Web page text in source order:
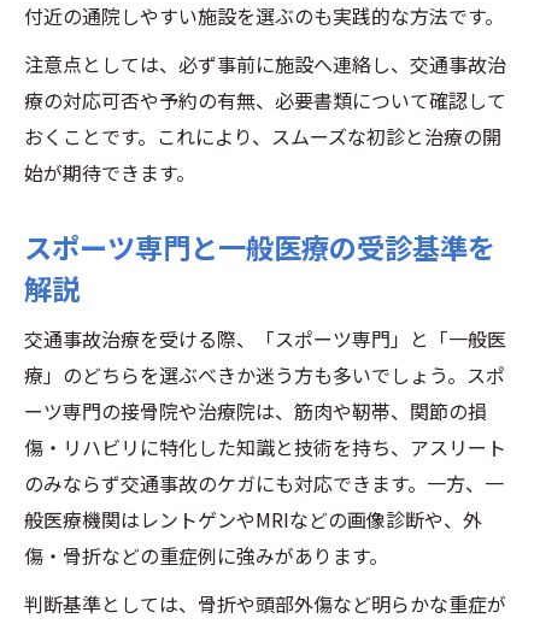
付近の通院しやすい施設を選ぶのも実践的な方法です。
注意点としては、必ず事前に施設へ連絡し、交通事故治
療の対応可否や予約の有無、必要書類について確認して
おくことです。これにより、スムーズな初診と治療の開
始が期待できます。
スポーツ専門と一般医療の受診基準を
解説
交通事故治療を受ける際、「スポーツ専門」と「一般医
療」のどちらを選ぶべきか迷う方も多いでしょう。スポ
ーツ専門の接骨院や治療院は、筋肉や靭帯、関節の損
傷・リハビリに特化した知識と技術を持ち、アスリート
のみならず交通事故のケガにも対応できます。一方、一
般医療機関はレントゲンやMRIなどの画像診断や、外
傷・骨折などの重症例に強みがあります。
判断基準としては、骨折や頭部外傷など明らかな重症が